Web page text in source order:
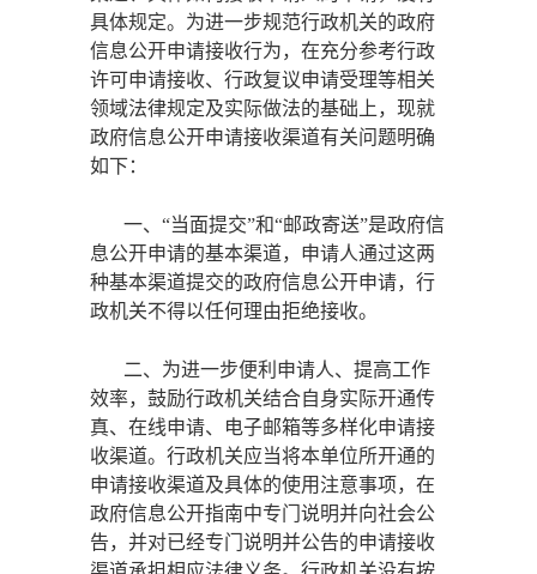
具体规定。为进一步规范行政机关的政府
信息公开申请接收行为，在充分参考行政
许可申请接收、行政复议申请受理等相关
领域法律规定及实际做法的基础上，现就
政府信息公开申请接收渠道有关问题明确
如下：
一、“当面提交”和“邮政寄送”是政府信
息公开申请的基本渠道，申请人通过这两
种基本渠道提交的政府信息公开申请，行
政机关不得以任何理由拒绝接收。
二、为进一步便利申请人、提高工作
效率，鼓励行政机关结合自身实际开通传
真、在线申请、电子邮箱等多样化申请接
收渠道。行政机关应当将本单位所开通的
申请接收渠道及具体的使用注意事项，在
政府信息公开指南中专门说明并向社会公
告，并对已经专门说明并公告的申请接收